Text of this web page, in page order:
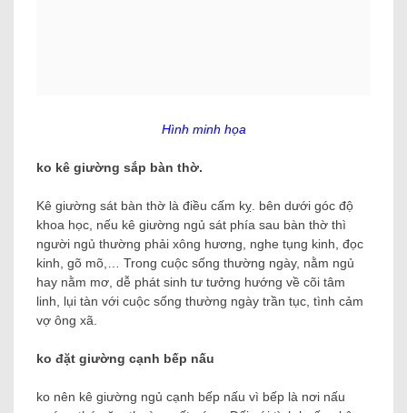
Hình minh họa
ko kê giường sắp bàn thờ.
Kê giường sát bàn thờ là điều cấm kỵ. bên dưới góc độ
khoa học, nếu kê giường ngủ sát phía sau bàn thờ thì
người ngủ thường phải xông hương, nghe tụng kinh, đọc
kinh, gõ mõ,… Trong cuộc sống thường ngày, nằm ngủ
hay nằm mơ, dễ phát sinh tư tưởng hướng về cõi tâm
linh, lụi tàn với cuộc sống thường ngày trần tục, tình cảm
vợ ông xã.
ko đặt giường cạnh bếp nấu
ko nên kê giường ngủ cạnh bếp nấu vì bếp là nơi nấu